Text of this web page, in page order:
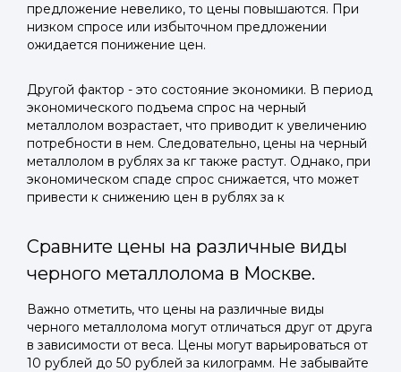
предложение невелико, то цены повышаются. При
низком спросе или избыточном предложении
ожидается понижение цен.
Другой фактор - это состояние экономики. В период
экономического подъема спрос на черный
металлолом возрастает, что приводит к увеличению
потребности в нем. Следовательно, цены на черный
металлолом в рублях за кг также растут. Однако, при
экономическом спаде спрос снижается, что может
привести к снижению цен в рублях за к
Сравните цены на различные виды
черного металлолома в Москве.
Важно отметить, что цены на различные виды
черного металлолома могут отличаться друг от друга
в зависимости от веса. Цены могут варьироваться от
10 рублей до 50 рублей за килограмм. Не забывайте